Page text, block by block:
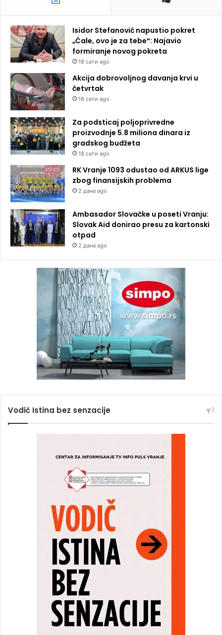
Isidor Stefanović napustio pokret
„Ćale, ovo je za tebe“: Najavio
formiranje novog pokreta
18 сати ago
Akcija dobrovoljnog davanja krvi u
četvrtak
18 сати ago
Za podsticaj poljoprivredne
proizvodnje 5.8 miliona dinara iz
gradskog budžeta
18 сати ago
RK Vranje 1093 odustao od ARKUS lige
zbog finansijskih problema
2 дана ago
Ambasador Slovačke u poseti Vranju:
Slovak Aid donirao presu za kartonski
otpad
2 дана ago
Vodič Istina bez senzacije